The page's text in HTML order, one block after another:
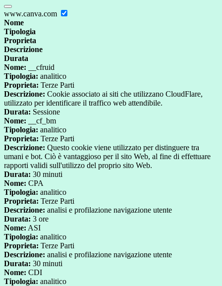
www.canva.com
Nome
Tipologia
Proprieta
Descrizione
Durata
Nome: __cfruid
Tipologia: analitico
Proprieta: Terze Parti
Descrizione: Cookie associato ai siti che utilizzano CloudFlare,
utilizzato per identificare il traffico web attendibile.
Durata: Sessione
Nome: __cf_bm
Tipologia: analitico
Proprieta: Terze Parti
Descrizione: Questo cookie viene utilizzato per distinguere tra
umani e bot. Ciò è vantaggioso per il sito Web, al fine di effettuare
rapporti validi sull'utilizzo del proprio sito Web.
Durata: 30 minuti
Nome: CPA
Tipologia: analitico
Proprieta: Terze Parti
Descrizione: analisi e profilazione navigazione utente
Durata: 3 ore
Nome: ASI
Tipologia: analitico
Proprieta: Terze Parti
Descrizione: analisi e profilazione navigazione utente
Durata: 30 minuti
Nome: CDI
Tipologia: analitico